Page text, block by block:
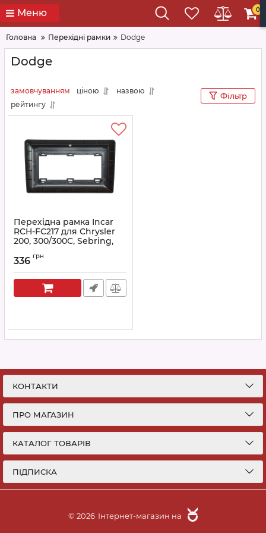
Меню 0
Головна Перехідні рамки Dodge
Dodge
замовчуванням ціною
назвою
рейтингу
Фільтр
Перехідна рамка Incar
RCH-FC217 для Chrysler
200, 300/300C, Sebring,
Compass, Commander,
Wrangler
Артикул:RCH-FC217
336 грн
КОНТАКТИ
ПРО МАГАЗИН
КАТАЛОГ ТОВАРІВ
ПІДПИСКА
© 2026 Інтернет-магазин на